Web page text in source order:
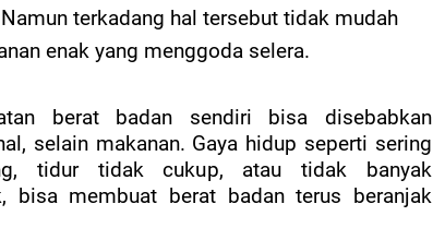
terkadang hal tersebut tidak mudah
enak yang menggoda selera.
berat badan sendiri bisa disebabkan
selain makanan. Gaya hidup seperti sering
tidur tidak cukup, atau tidak banyak
bisa membuat berat badan terus beranjak